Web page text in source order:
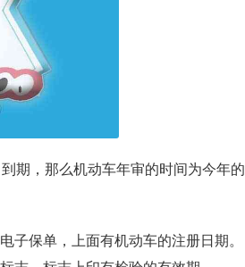
期，那么机动车年审的时间为今年的
子保单，上面有机动车的注册日期。